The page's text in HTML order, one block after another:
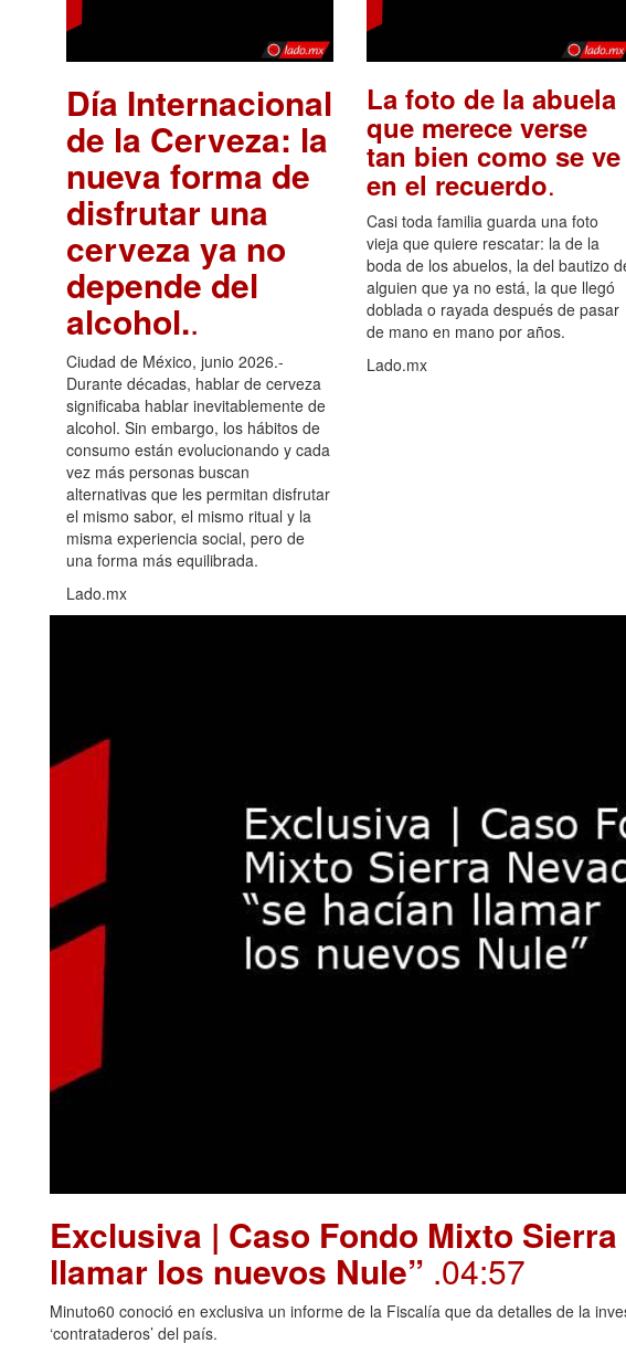
Día Internacional
de la Cerveza: la
nueva forma de
disfrutar una
cerveza ya no
depende del
alcohol..
Ciudad de México, junio 2026.-
Durante décadas, hablar de cerveza
significaba hablar inevitablemente de
alcohol. Sin embargo, los hábitos de
consumo están evolucionando y cada
vez más personas buscan
alternativas que les permitan disfrutar
el mismo sabor, el mismo ritual y la
misma experiencia social, pero de
una forma más equilibrada.
Lado.mx
La foto de la abuela
que merece verse
tan bien como se ve
en el recuerdo.
Casi toda familia guarda una foto
vieja que quiere rescatar: la de la
boda de los abuelos, la del bautizo
alguien que ya no está, la que llegó
doblada o rayada después de pasar
de mano en mano por años.
Lado.mx
Exclusiva | Caso Fondo Mixto
llamar los nuevos Nule” .04:57
Minuto60 conoció en exclusiva un informe de la Fiscalía que da detalles de la
‘contrataderos’ del país.